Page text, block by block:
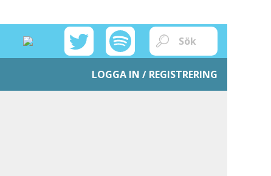
LOGGA IN / REGISTRERING